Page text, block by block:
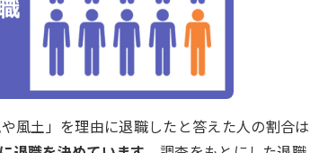
風土」を理由に退職したと答えた人の割合は